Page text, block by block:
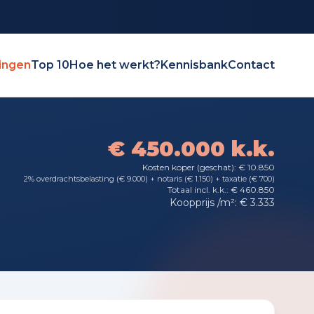
Top 10Hoe het werkt?KennisbankContact
€ 450.000 k.k.
Kosten koper (geschat): € 10.850
2% overdrachtsbelasting (€ 9.000) + notaris (€ 1.150) + taxatie (€ 700)
Totaal incl. k.k.: € 460.850
Koopprijs /m²: € 3.333